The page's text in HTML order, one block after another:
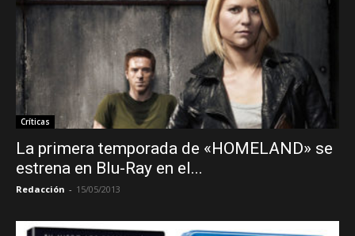
Críticas
La primera temporada de «HOMELAND» se
estrena en Blu-Ray en el...
Redacción - 15/05/2013